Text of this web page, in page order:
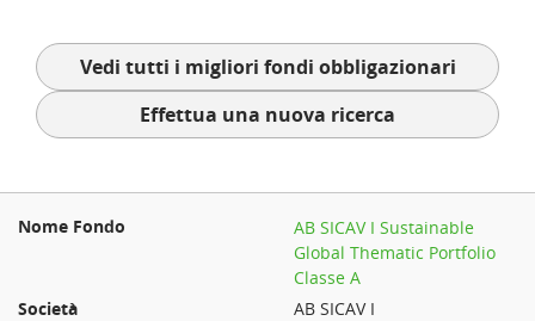
Vedi tutti i migliori fondi obbligazionari
Effettua una nuova ricerca
AB SICAV I Sustainable
Global Thematic Portfolio
Classe A
AB SICAV I